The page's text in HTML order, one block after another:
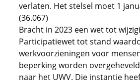
verlaten. Het stelsel moet 1
(36.067)
Bracht in 2023 een wet tot
Participatiewet tot stand
werkvoorzieningen voor
beperking worden
naar het UWV. Die instantie